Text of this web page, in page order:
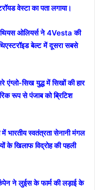
वेस्टा का पता लगाया।
ओलियर्स ने 4Vesta की
बेल्ट में दूसरा सबसे
एंग्लो-सिख युद्ध में सिखों की हार
रूप से पंजाब को ब्रिटिश
भारतीय स्वतंत्रता सेनानी मंगल
के खिलाफ विद्रोह की पहली
ने लुईस के फार्म की लड़ाई के